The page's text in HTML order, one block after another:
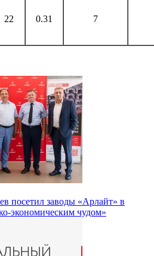
22 0.31 7
посетил заводы «Арлайт» в
экономическим чудом»